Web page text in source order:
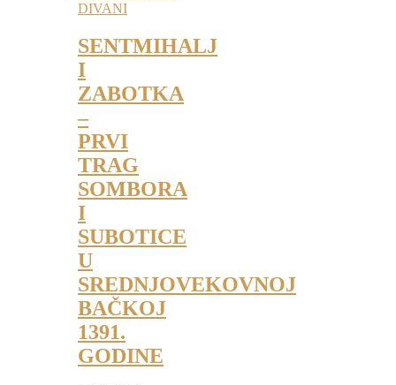
DIVANI
SENTMIHALJ
I
ZABOTKA
–
PRVI
TRAG
SOMBORA
I
SUBOTICE
U
SREDNJOVEKOVNOJ
BAČKOJ
1391.
GODINE